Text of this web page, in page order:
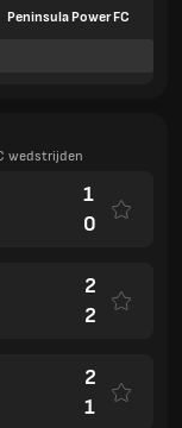
Peninsula Power FC
wedstrijden
1
0
2
2
2
1